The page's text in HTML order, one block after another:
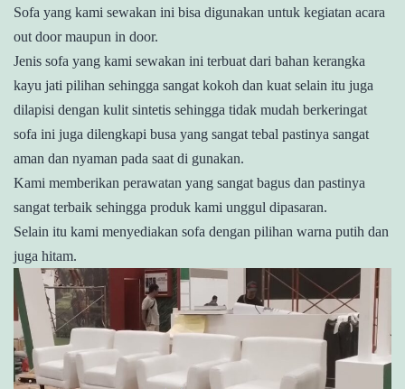
Sofa yang kami sewakan ini bisa digunakan untuk kegiatan acara
out door maupun in door.
Jenis sofa yang kami sewakan ini terbuat dari bahan kerangka
kayu jati pilihan sehingga sangat kokoh dan kuat selain itu juga
dilapisi dengan kulit sintetis sehingga tidak mudah berkeringat
sofa ini juga dilengkapi busa yang sangat tebal pastinya sangat
aman dan nyaman pada saat di gunakan.
Kami memberikan perawatan yang sangat bagus dan pastinya
sangat terbaik sehingga produk kami unggul dipasaran.
Selain itu kami menyediakan sofa dengan pilihan warna putih dan
juga hitam.